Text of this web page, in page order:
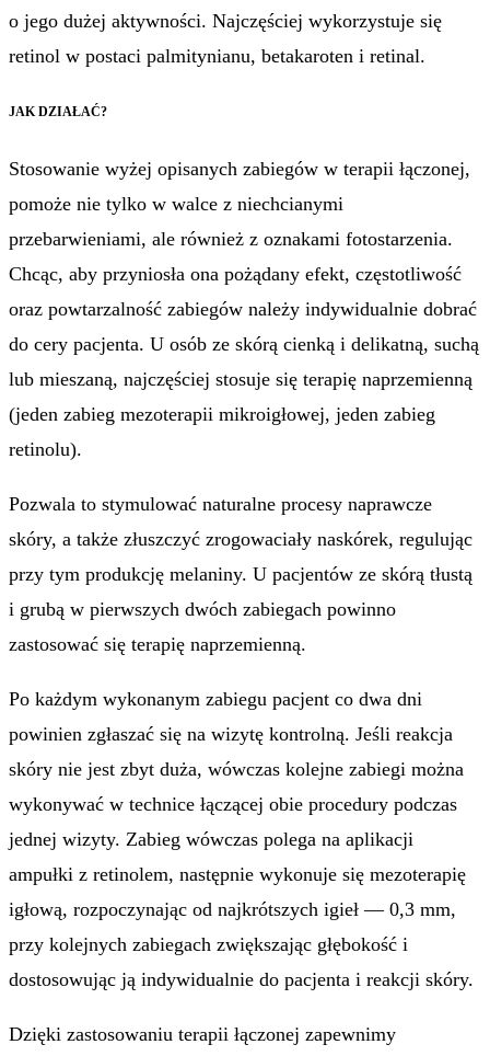
o jego dużej aktywności. Najczęściej wykorzystuje się
retinol w postaci palmitynianu, betakaroten i retinal.
JAK DZIAŁAĆ?
Stosowanie wyżej opisanych zabiegów w terapii łączonej,
pomoże nie tylko w walce z niechcianymi
przebarwieniami, ale również z oznakami fotostarzenia.
Chcąc, aby przyniosła ona pożądany efekt, częstotliwość
oraz powtarzalność zabiegów należy indywidualnie dobrać
do cery pacjenta. U osób ze skórą cienką i delikatną, suchą
lub mieszaną, najczęściej stosuje się terapię naprzemienną
(jeden zabieg mezoterapii mikroigłowej, jeden zabieg
retinolu).
Pozwala to stymulować naturalne procesy naprawcze
skóry, a także złuszczyć zrogowaciały naskórek, regulując
przy tym produkcję melaniny. U pacjentów ze skórą tłustą
i grubą w pierwszych dwóch zabiegach powinno
zastosować się terapię naprzemienną.
Po każdym wykonanym zabiegu pacjent co dwa dni
powinien zgłaszać się na wizytę kontrolną. Jeśli reakcja
skóry nie jest zbyt duża, wówczas kolejne zabiegi można
wykonywać w technice łączącej obie procedury podczas
jednej wizyty. Zabieg wówczas polega na aplikacji
ampułki z retinolem, następnie wykonuje się mezoterapię
igłową, rozpoczynając od najkrótszych igieł — 0,3 mm,
przy kolejnych zabiegach zwiększając głębokość i
dostosowując ją indywidualnie do pacjenta i reakcji skóry.
Dzięki zastosowaniu terapii łączonej zapewnimy